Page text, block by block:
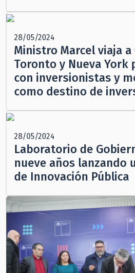
28/05/2024
Ministro Marcel viaja a
Toronto y Nueva York
con inversionistas y
como destino de
28/05/2024
Laboratorio de
nueve años lanzando
de Innovación Pública